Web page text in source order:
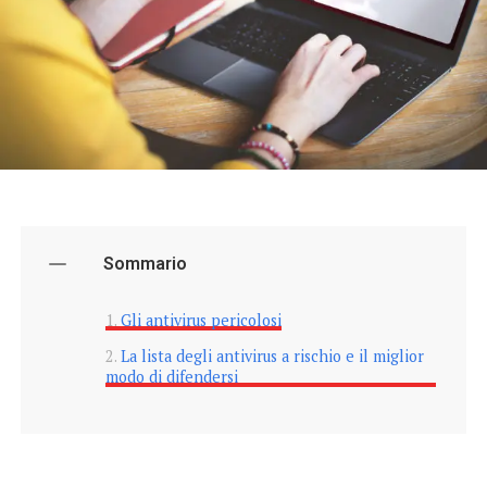
Sommario
Gli antivirus pericolosi
La lista degli antivirus a rischio e il miglior
modo di difendersi